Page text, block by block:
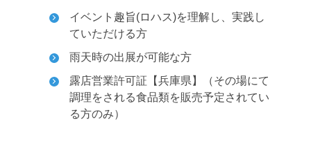
イベント趣旨(ロハス)を理解し、実践し
ていただける方
雨天時の出展が可能な方
露店営業許可証【兵庫県】（その場にて
調理をされる食品類を販売予定されてい
る方のみ）